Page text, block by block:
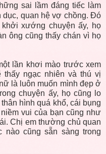
sai lầm đáng tiếc làm
quan hệ vợ chồng. Đó
xướng chuyện ấy, họ
ông cũng thấy chán vì họ
lần khơi mào trước xem
thấy ngạc nhiên và thú vị
là luôn muốn mình đẹp ở
chuyện ấy, họ cũng lo
hình quá khổ, cái bụng
vui của bạn cũng như
Chị em thường chủ quan
cũng sẵn sàng trong